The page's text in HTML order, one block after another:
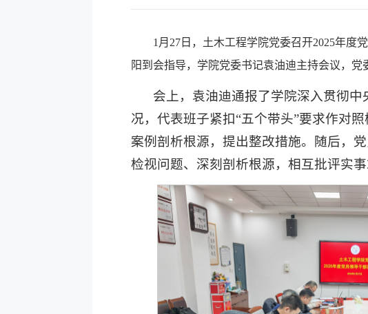
1月27日，土木工程学院党委召开2025年度
阳到会指导，学院党委书记袁油迪主持会议，党
会上，袁油迪通报了学院深入贯彻中
况，代表班子紧扣“五个带头”要求作对
案例剖析根源，提出整改措施。随后，
检视问题、深刻剖析根源，相互批评实